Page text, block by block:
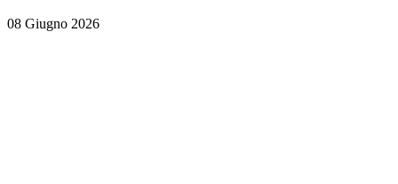
08 Giugno 2026